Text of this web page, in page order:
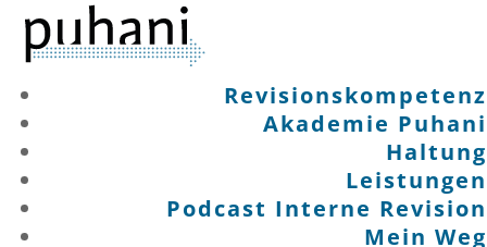
Revisionskompetenz
Akademie Puhani
Haltung
Leistungen
Podcast Interne Revision
Mein Weg